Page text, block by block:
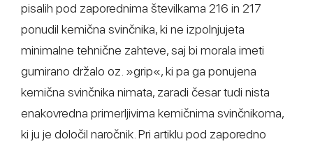
pisalih pod zaporednima številkama 216 in 217
ponudil kemična svinčnika, ki ne izpolnjujeta
minimalne tehnične zahteve, saj bi morala imeti
gumirano držalo oz. »grip«, ki pa ga ponujena
kemična svinčnika nimata, zaradi česar tudi nista
enakovredna primerljivima kemičnima svinčnikoma,
ki ju je določil naročnik. Pri artiklu pod zaporedno